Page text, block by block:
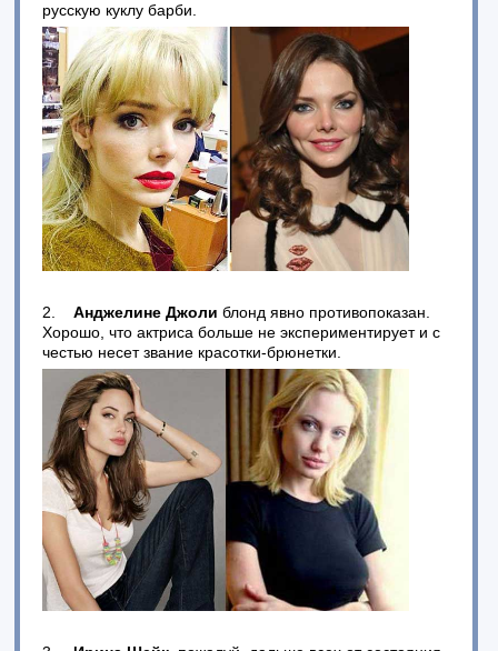
русскую куклу барби.
2.Анджелине Джоли блонд явно противопоказан.
Хорошо, что актриса больше не экспериментирует и с
честью несет звание красотки-брюнетки.